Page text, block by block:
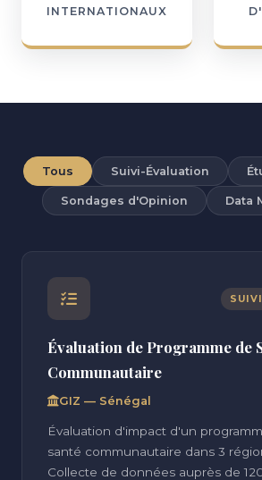
INTERNATIONAUX
Tous Suivi-Évaluation
Sondages d'Opinion Data
Évaluation de Programme de
Communautaire
GIZ — Sénégal
Évaluation d'impact d'un
santé communautaire dans 3
Collecte de données auprès de